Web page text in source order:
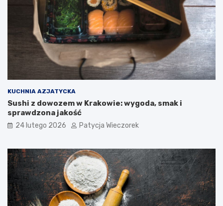
KUCHNIA AZJATYCKA
Sushi z dowozem w Krakowie: wygoda, smak i
sprawdzona jakość
24 lutego 2026 Patycja Wieczorek